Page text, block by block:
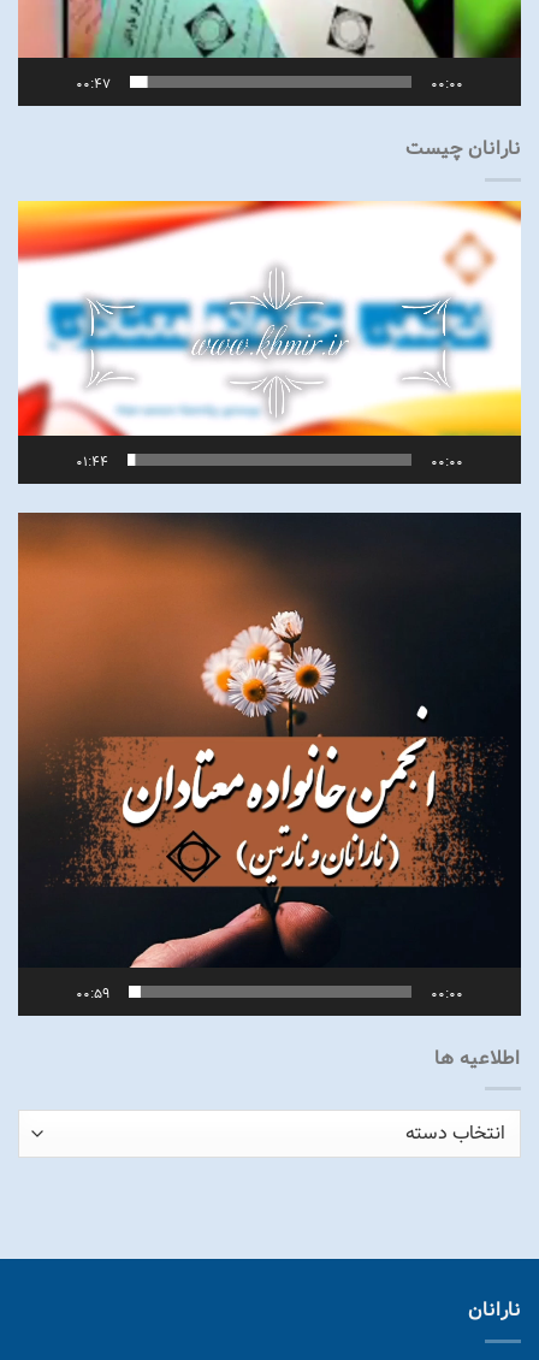
00:00
00:47
نارانان چیست
نمایشگر
ویدیو
00:00
01:44
00:00
00:59
اطلاعیه ها
اطلاعیه
ها
نارانان